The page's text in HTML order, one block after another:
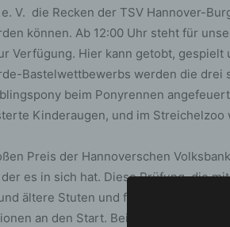
V. die Recken der TSV Hannover-
können. Ab 12:00 Uhr steht für
Verfügung. Hier kann getobt, gespielt
Bastelwettbewerbs werden die drei
beim Ponyrennen
Kinderaugen, und im Streichelzoo
Preis der Hannoverschen
es in sich hat. Diese Prüfung, die
ältere Stuten und führt über die
an den Start. Bei den Jockeys